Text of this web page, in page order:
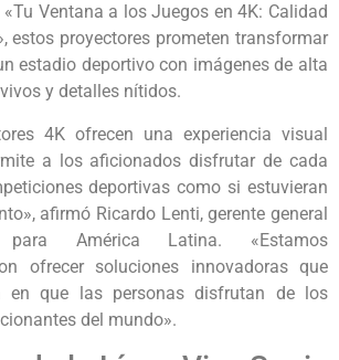
Ventana a los Juegos en 4K: Calidad
estos proyectores prometen transformar
estadio deportivo con imágenes de alta
y detalles nítidos.
4K ofrecen una experiencia visual
a los aficionados disfrutar de cada
deportivas como si estuvieran
afirmó Ricardo Lenti, gerente general
América Latina. «Estamos
ofrecer soluciones innovadoras que
en que las personas disfrutan de los
del mundo».